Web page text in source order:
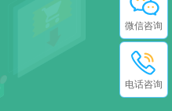
微信咨询
电话咨询